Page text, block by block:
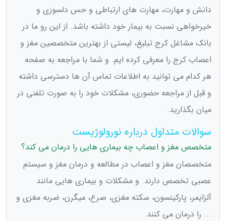
دانش و مهارت، مهارت های ارتباطی و حس دلسوزی و
خیرخواهی نسبت به بیمار خود داشته باشد. از این رو ما در
بانک مشاغل کرج تبلیغ، لیستی از بهترین متخصصین مغز و
اعصاب کرج را معرفی کرده ایم. و شما با مراجعه به صفحه
هر کدام می توانید به اطلاعات تماس آن ها دسترسی داشته
و قبل از مراجعه حضوری، مشکلات خود را به صورت تلفنی در
میان بگذارید.
سوالات متداول درباره نورولوژیست
متخصص مغز و اعصاب چه بیماری هایی را درمان می کند؟
متخصصان مغز و اعصاب در مطالعه و درمان مغز و سیستم
عصبی تخصص دارند. و مشکلات و بیماری هایی مانند
آلزایمر، پارکینسون، سکته مغزی، صرع، میگرن، ضربه مغزی و
... را درمان می کنند.